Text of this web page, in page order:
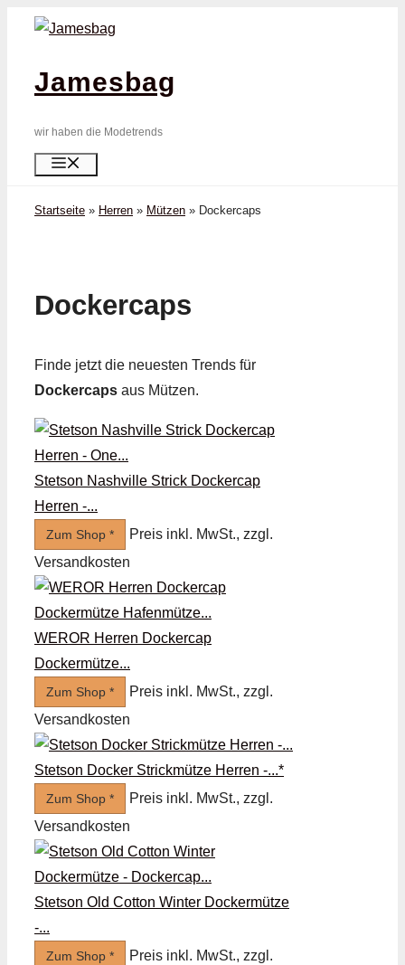
Zum
springenJamesbag
wir haben die Modetrends
Startseite » Herren » Mützen » Dockercaps
Dockercaps
Finde jetzt die neuesten Trends für
Dockercaps aus Mützen.
Stetson Nashville Strick Dockercap
Herren -...
Zum Shop *
Preis inkl. MwSt., zzgl.
Versandkosten
WEROR Herren Dockercap
Dockermütze...
Zum Shop *
Preis inkl. MwSt., zzgl.
Versandkosten
Stetson Docker Strickmütze Herren -...*
Zum Shop *
Preis inkl. MwSt., zzgl.
Versandkosten
Stetson Old Cotton Winter Dockermütze
-...
Zum Shop *
Preis inkl. MwSt., zzgl.